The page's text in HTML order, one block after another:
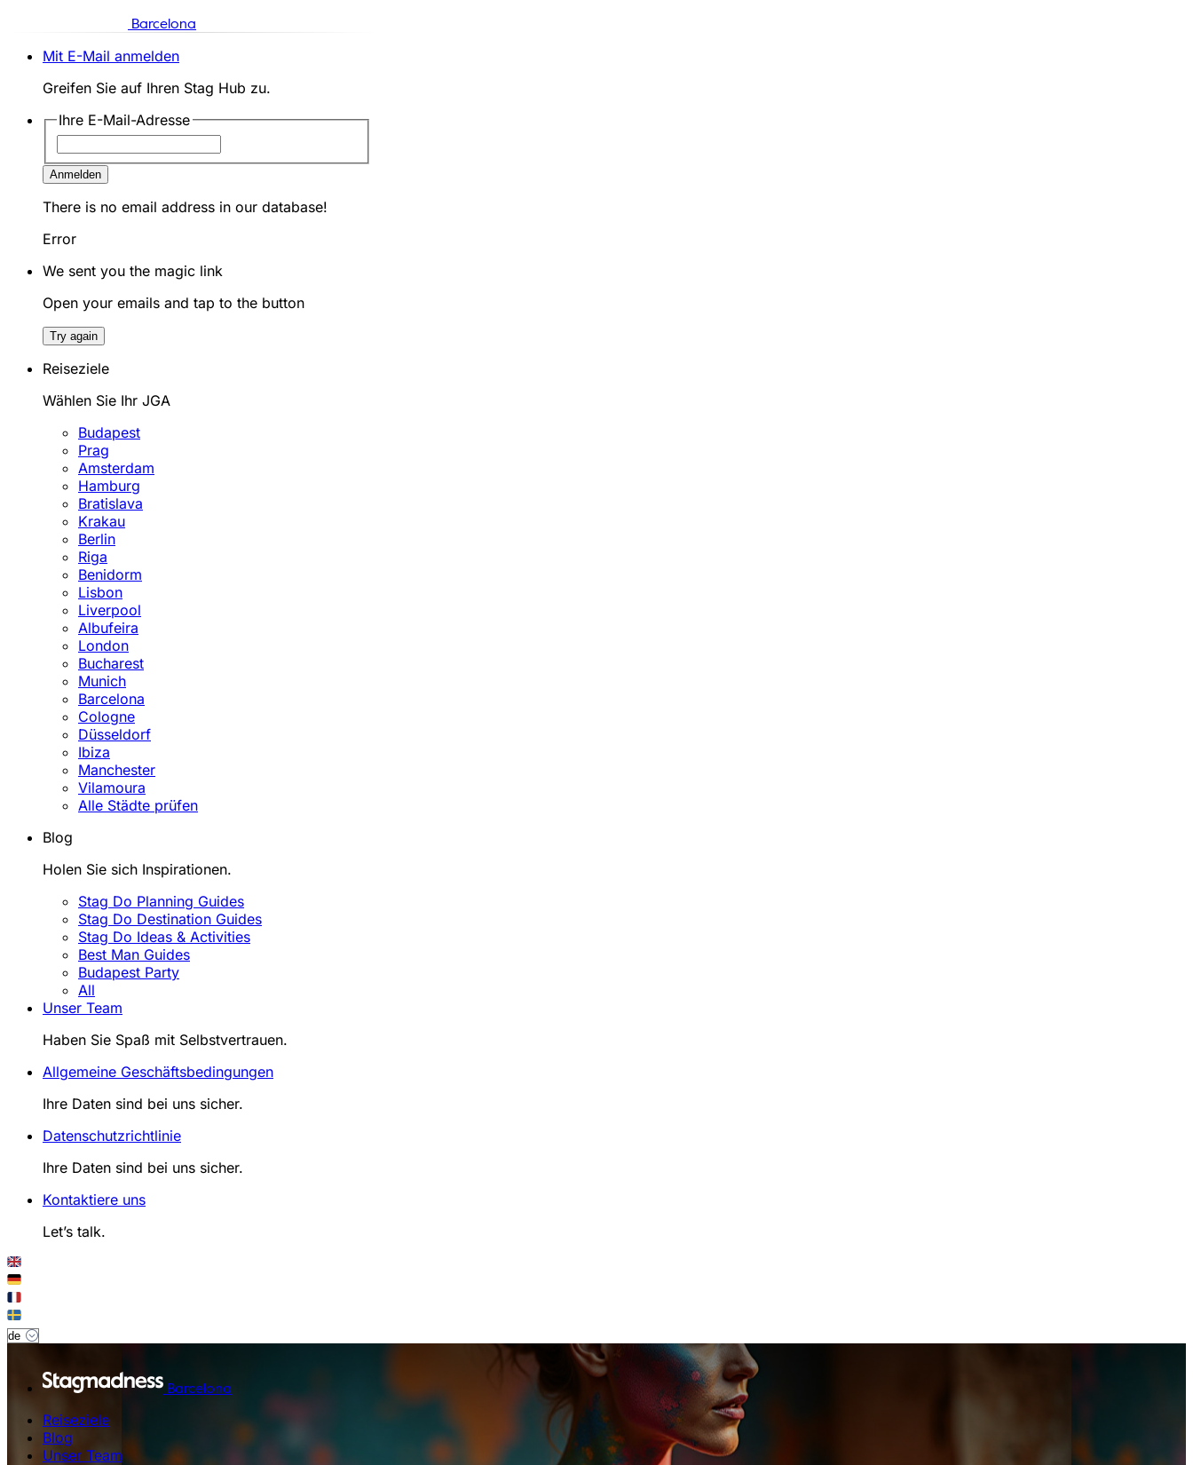
Barcelona
Mit E-Mail anmelden
Greifen Sie auf Ihren Stag Hub zu.
Ihre E-Mail-Adresse
Anmelden
There is no email address in our database!
Error
We sent you the magic link
Open your emails and tap to the button
Try again
Reiseziele
Wählen Sie Ihr JGA
Budapest
Prag
Amsterdam
Hamburg
Bratislava
Krakau
Berlin
Riga
Benidorm
Lisbon
Liverpool
Albufeira
London
Bucharest
Munich
Barcelona
Cologne
Düsseldorf
Ibiza
Manchester
Vilamoura
Alle Städte prüfen
Blog
Holen Sie sich Inspirationen.
Stag Do Planning Guides
Stag Do Destination Guides
Stag Do Ideas & Activities
Best Man Guides
Budapest Party
All
Unser Team
Haben Sie Spaß mit Selbstvertrauen.
Allgemeine Geschäftsbedingungen
Ihre Daten sind bei uns sicher.
Datenschutzrichtlinie
Ihre Daten sind bei uns sicher.
Kontaktiere uns
Let’s talk.
Barcelona
Reiseziele
Blog
Unser Team